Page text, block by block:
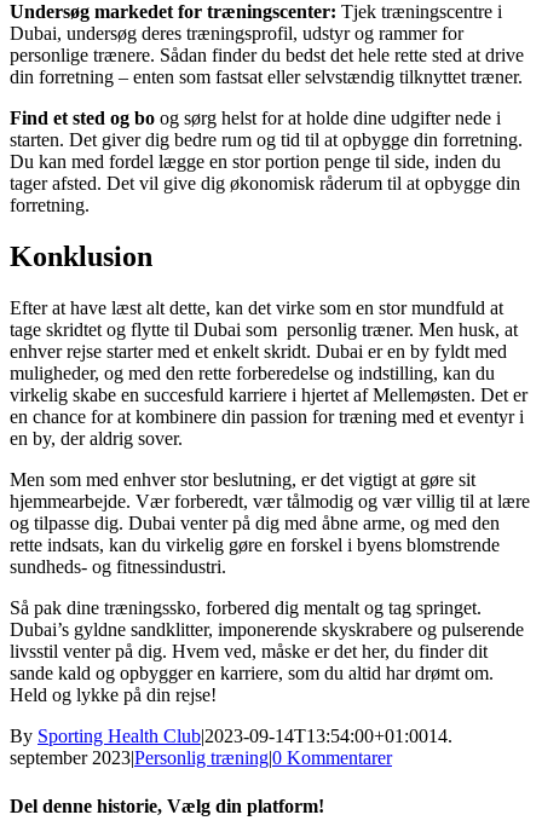
Undersøg markedet for træningscenter: Tjek træningscentre i
Dubai, undersøg deres træningsprofil, udstyr og rammer for
personlige trænere. Sådan finder du bedst det hele rette sted at drive
din forretning – enten som fastsat eller selvstændig tilknyttet træner.
Find et sted og bo og sørg helst for at holde dine udgifter nede i
starten. Det giver dig bedre rum og tid til at opbygge din forretning.
Du kan med fordel lægge en stor portion penge til side, inden du
tager afsted. Det vil give dig økonomisk råderum til at opbygge din
forretning.
Konklusion
Efter at have læst alt dette, kan det virke som en stor mundfuld at
tage skridtet og flytte til Dubai som personlig træner. Men husk, at
enhver rejse starter med et enkelt skridt. Dubai er en by fyldt med
muligheder, og med den rette forberedelse og indstilling, kan du
virkelig skabe en succesfuld karriere i hjertet af Mellemøsten. Det er
en chance for at kombinere din passion for træning med et eventyr i
en by, der aldrig sover.
Men som med enhver stor beslutning, er det vigtigt at gøre sit
hjemmearbejde. Vær forberedt, vær tålmodig og vær villig til at lære
og tilpasse dig. Dubai venter på dig med åbne arme, og med den
rette indsats, kan du virkelig gøre en forskel i byens blomstrende
sundheds- og fitnessindustri.
Så pak dine træningssko, forbered dig mentalt og tag springet.
Dubai’s gyldne sandklitter, imponerende skyskrabere og pulserende
livsstil venter på dig. Hvem ved, måske er det her, du finder dit
sande kald og opbygger en karriere, som du altid har drømt om.
Held og lykke på din rejse!
By Sporting Health Club|2023-09-14T13:54:00+01:0014.
september 2023|Personlig træning|0 Kommentarer
Del denne historie, Vælg din platform!